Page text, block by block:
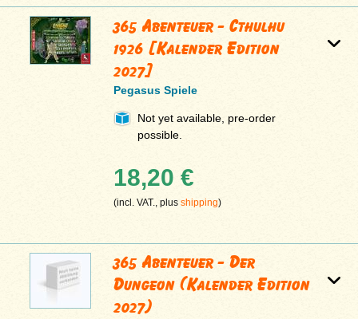
365 Abenteuer - Cthulhu
1926 [Kalender Edition
2027]
Pegasus Spiele
Not yet available, pre-order
possible.
18,20 €
(incl. VAT., plusshipping)
365 Abenteuer - Der
Dungeon (Kalender Edition
2027)